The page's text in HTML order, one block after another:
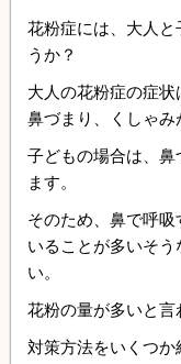
花粉症には、大人と
うか？
大人の花粉症の症状
鼻づまり、くしゃみ
子どもの場合は、
ます。
そのため、鼻で呼
いることが多いそ
い。
花粉の量が多いと言
対策方法をいくつか